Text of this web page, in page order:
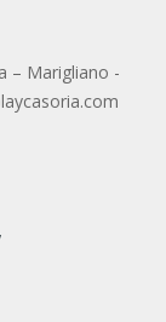
– Marigliano -